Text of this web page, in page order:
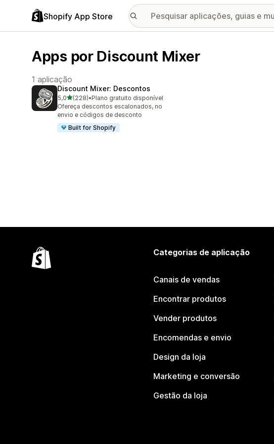
Shopify App Store
Apps por Discount Mixer
1 aplicação
Discount Mixer: Descontos
5,0de 5 estrelas
(228)
228 total de avaliações
•Plano gratuito disponível
Ofereça descontos escalonados, no
envio e códigos de desconto
Built for Shopify
Categorias de aplicação
Canais de vendas
Encontrar produtos
Vender produtos
Encomendas e envio
Design da loja
Marketing e conversão
Gestão da loja